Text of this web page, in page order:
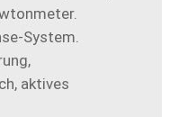
System.
aktives